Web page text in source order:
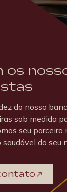
os
do nosso
sob medida
seu parceiro
do seu